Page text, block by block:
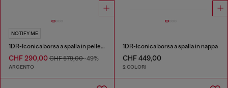
NOTIFY ME
1DR-Iconica borsa a spalla in pelle specchiata
CHF 290,00 CHF 579,00-49%
ARGENTO
1DR-Iconica borsa a spalla in nappa
CHF 449,00
2 COLORI